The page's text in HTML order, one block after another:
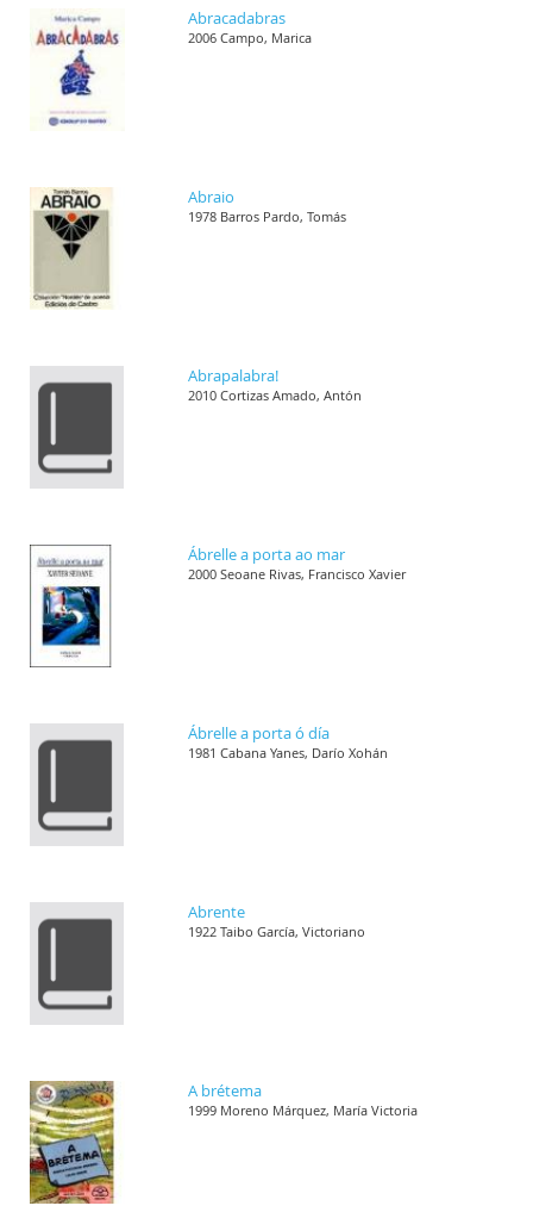
Abracadabras
2006 Campo, Marica
Abraio
1978 Barros Pardo, Tomás
Abrapalabra!
2010 Cortizas Amado, Antón
Ábrelle a porta ao mar
2000 Seoane Rivas, Francisco Xavier
Ábrelle a porta ó día
1981 Cabana Yanes, Darío Xohán
Abrente
1922 Taibo García, Victoriano
A brétema
1999 Moreno Márquez, María Victoria